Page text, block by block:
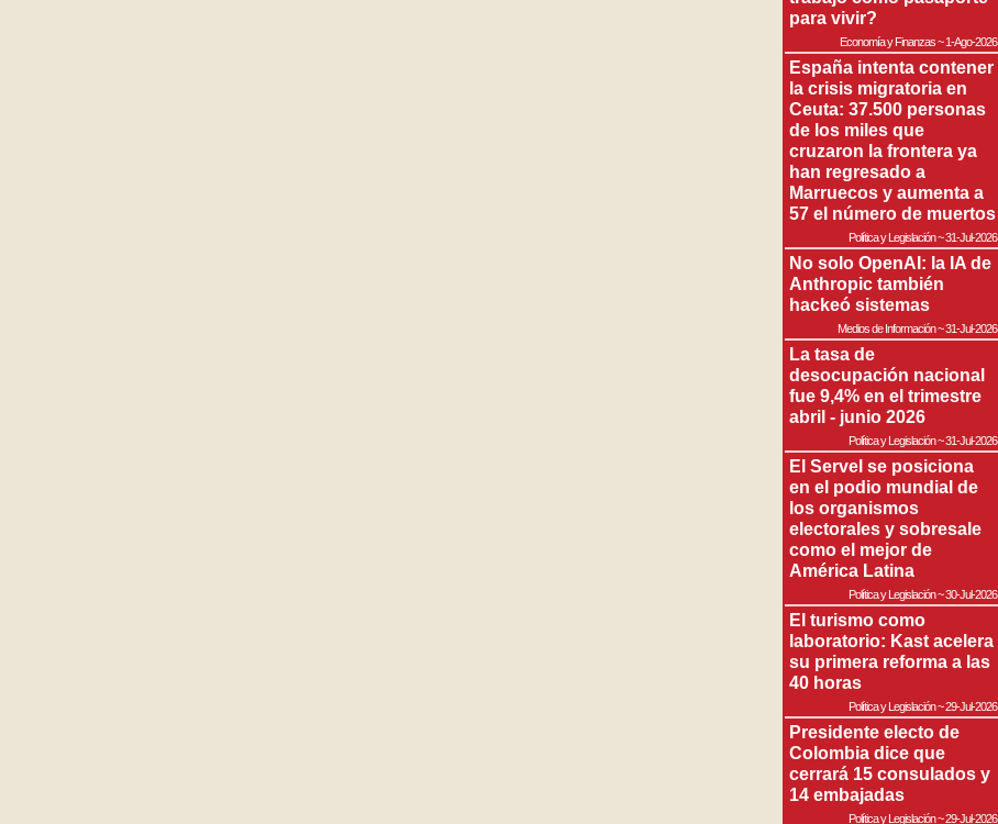
para vivir?
Economía y Finanzas~1-Ago-2026
España intenta contener
la crisis migratoria en
Ceuta: 37.500 personas
de los miles que
cruzaron la frontera ya
han regresado a
Marruecos y aumenta a
57 el número de muertos
Política y Legislación~31-Jul-2026
No solo OpenAI: la IA de
Anthropic también
hackeó sistemas
Medios de Información~31-Jul-2026
La tasa de
desocupación nacional
fue 9,4% en el trimestre
abril - junio 2026
Política y Legislación~31-Jul-2026
El Servel se posiciona
en el podio mundial de
los organismos
electorales y sobresale
como el mejor de
América Latina
Política y Legislación~30-Jul-2026
El turismo como
laboratorio: Kast acelera
su primera reforma a las
40 horas
Política y Legislación~29-Jul-2026
Presidente electo de
Colombia dice que
cerrará 15 consulados y
14 embajadas
Política y Legislación~29-Jul-2026